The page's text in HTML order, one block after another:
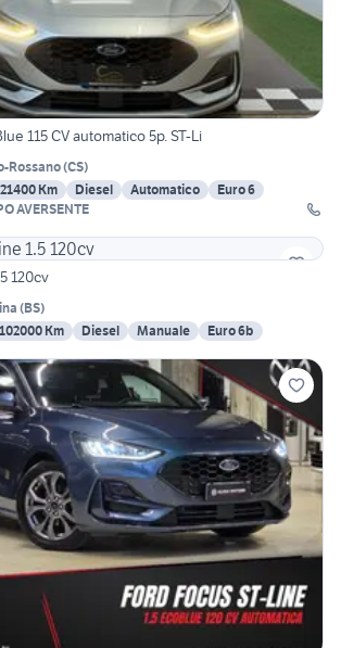
115 CV automatico 5p. ST-Li
Rossano(CS)
21400 Km Diesel Automatico
Euro 6
AVERSENTE
120cv
(BS)
102000 Km Diesel Manuale Euro 6b